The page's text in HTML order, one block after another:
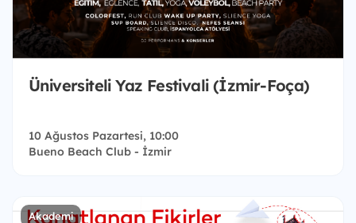
Üniversiteli Yaz Festivali (İzmir-Foça)
10 Ağustos Pazartesi, 10:00
Bueno Beach Club - İzmir
Akademi